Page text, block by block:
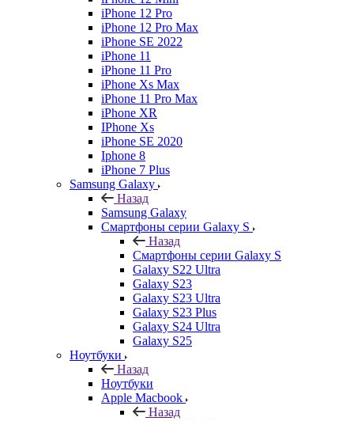
iPhone 12 Pro
iPhone 12 Pro Max
iPhone SE 2022
iPhone 11
iPhone 11 Pro
iPhone Xs Max
iPhone 11 Pro Max
iPhone XR
IPhone Xs
iPhone SE 2020
Iphone 8
iPhone 7 Plus
Samsung Galaxy
Назад
Samsung Galaxy
Смартфоны серии Galaxy S
Назад
Смартфоны серии Galaxy S
Galaxy S22 Ultra
Galaxy S23
Galaxy S23 Ultra
Galaxy S23 Plus
Galaxy S24 Ultra
Galaxy S25
Ноутбуки
Назад
Ноутбуки
Apple Macbook
Назад